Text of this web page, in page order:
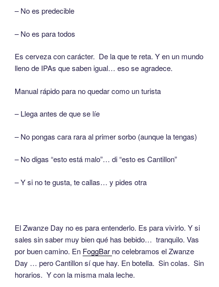
– No es predecible
– No es para todos
Es cerveza con carácter. De la que te reta. Y en un mundo
lleno de IPAs que saben igual… eso se agradece.
Manual rápido para no quedar como un turista
– Llega antes de que se líe
– No pongas cara rara al primer sorbo (aunque la tengas)
– No digas “esto está malo”… di “esto es Cantillon”
– Y si no te gusta, te callas… y pides otra
El Zwanze Day no es para entenderlo. Es para vivirlo. Y si
sales sin saber muy bien qué has bebido… tranquilo. Vas
por buen camino. En FoggBar no celebramos el Zwanze
Day … pero Cantillon sí que hay. En botella. Sin colas. Sin
horarios. Y con la misma mala leche.